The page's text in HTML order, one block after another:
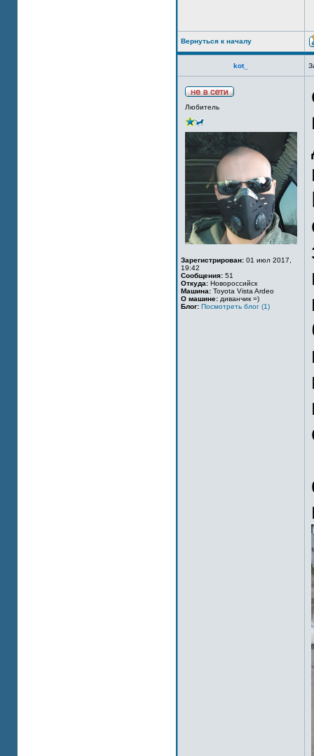
Вернуться к началу
kot_
Любитель
Зарегистрирован: 01 июл 2017,
19:42
Сообщения: 51
Откуда: Новороссийск
Машина: Toyota Vista Ardeo
О машине: диванчик =)
Блог: Посмотреть блог (1)